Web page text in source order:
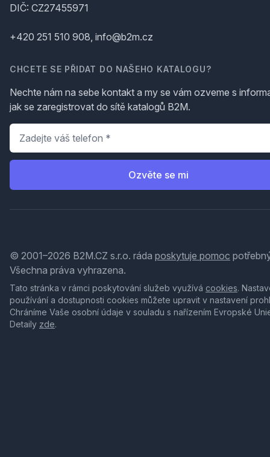
DIČ: CZ27455971
+420 251 510 908, info@b2m.cz
CHCETE SE PŘIDAT DO NAŠEHO KATALOGU?
Nechte nám na sebe kontakt a my se vám ozveme s
jak se zaregistrovat do sítě katalogů B2M.
Telefon
Ozvěte se mi
© 2001–2026 B2M.CZ s.r.o. ráda poskytuje pomoc
Všechna práva vyhrazena.
Tato stránka v rámci poskytování služeb využívá cookies.
používání a dostupnosti cookies můžete upravit v nastavení
Chráníme Vaše osobní údaje v souladu s nařízením Evropské
Detaily zde.